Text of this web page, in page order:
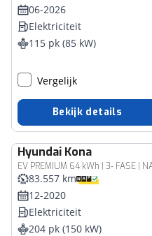
06-2026
Elektriciteit
115 pk (85 kW)
Vergelijk
Bekijk details
Hyundai Kona
83.557 km
12-2020
Elektriciteit
204 pk (150 kW)